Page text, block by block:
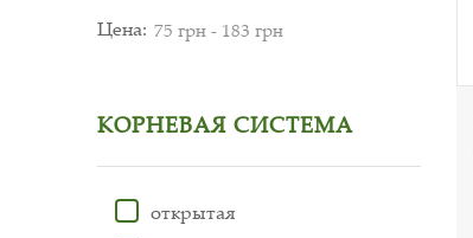
Цена:
КОРНЕВАЯ СИСТЕМА
открытая